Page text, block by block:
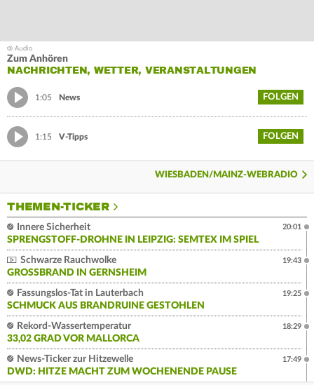
Zum Anhören
NACHRICHTEN, WETTER, VERANSTALTUNGEN
1:05 News FOLGEN
1:15 V-Tipps FOLGEN
WIESBADEN/MAINZ-WEBRADIO
THEMEN-TICKER
Innere Sicherheit
SPRENGSTOFF-DROHNE IN LEIPZIG: SEMTEX IM SPIEL
20:01
Schwarze Rauchwolke
GROSSBRAND IN GERNSHEIM
19:43
Fassungslos-Tat in Lauterbach
SCHMUCK AUS BRANDRUINE GESTOHLEN
19:25
Rekord-Wassertemperatur
33,02 GRAD VOR MALLORCA
18:29
News-Ticker zur Hitzewelle
DWD: HITZE MACHT ZUM WOCHENENDE PAUSE
17:49